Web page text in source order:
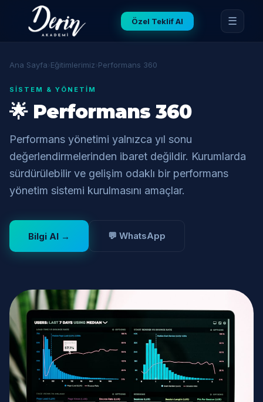
Özel Teklif Al ☰
Ana Sayfa Eğitimlerimiz Performans 360
SISTEM & YÖNETIM
🌟 Performans 360
Performans yönetimi yalnızca yıl sonu
değerlendirmelerinden ibaret değildir. Kurumlarda
sürdürülebilir ve gelişim odaklı bir performans
yönetim sistemi kurulmasını amaçlar.
Bilgi Al → 💬 WhatsApp